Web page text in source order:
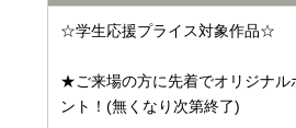
☆学生応援プライス対象作品☆
★ご来場の方に先着でオリジナル
ント！(無くなり次第終了)